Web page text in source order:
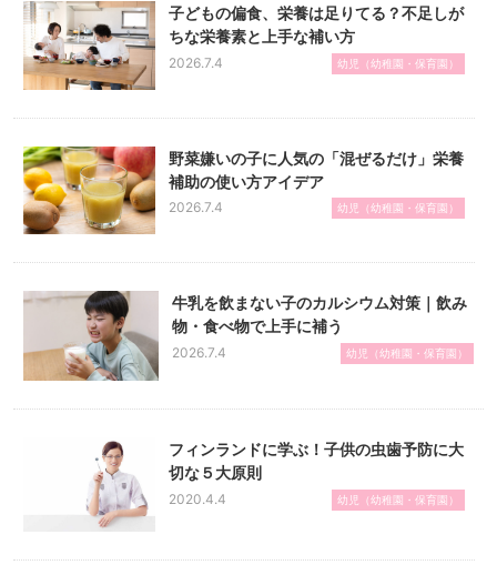
子どもの偏食、栄養は足りてる？不足しが
ちな栄養素と上手な補い方
2026.7.4 幼児（幼稚園・保育園）
野菜嫌いの子に人気の「混ぜるだけ」栄養
補助の使い方アイデア
2026.7.4 幼児（幼稚園・保育園）
牛乳を飲まない子のカルシウム対策｜飲み
物・食べ物で上手に補う
2026.7.4 幼児（幼稚園・保育園）
フィンランドに学ぶ！子供の虫歯予防に大
切な５大原則
2020.4.4 幼児（幼稚園・保育園）